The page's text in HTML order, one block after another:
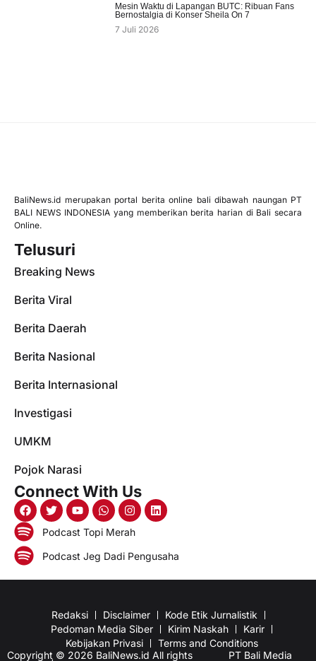
Mesin Waktu di Lapangan BUTC: Ribuan Fans
Bernostalgia di Konser Sheila On 7
7 Juli 2026
BaliNews.id merupakan portal berita online bali dibawah naungan PT
BALI NEWS INDONESIA yang memberikan berita harian di Bali secara
Online.
Telusuri
Breaking News
Berita Viral
Berita Daerah
Berita Nasional
Berita Internasional
Investigasi
UMKM
Pojok Narasi
Connect With Us
Podcast Topi Merah
Podcast Jeg Dadi Pengusaha
Redaksi Disclaimer
Kode Etik Jurnalistik
Pedoman Media Siber
Kirim Naskah
Karir
Kebijakan Privasi
Terms and Conditions
Copyright © 2026 BaliNews.id All rights
PT Bali Media